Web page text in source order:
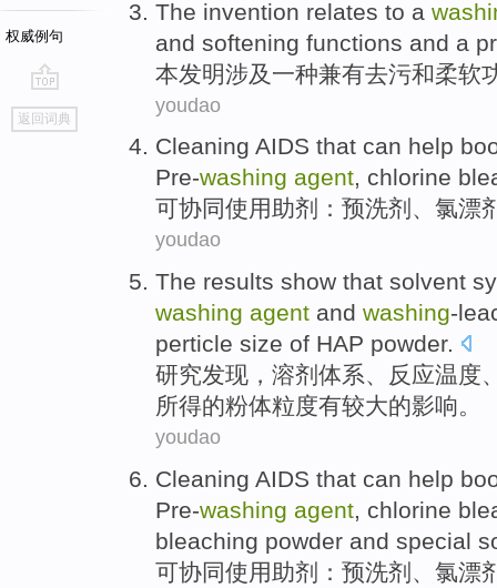
权威例句
go
top
返回词典
The invention relates to a
and softening functions and a
本发明涉及 一种兼有去污和柔软
youdao
Cleaning AIDS that can help
Pre-washing agent, chlorine
可协同使用助剂：预洗剂 、 氯漂
youdao
The results show that solvent
washing agent and washing-
perticle size of HAP powder.
研究发现 ， 溶剂 体系、 反应温度
所得的粉体粒度有较大的影响。
youdao
Cleaning AIDS that can help
Pre-washing agent, chlorine
bleaching powder and special
可协同使用助剂：预洗剂 、 氯漂